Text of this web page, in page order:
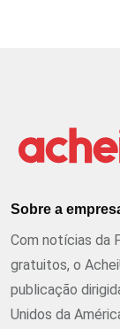
Sobre a
Com notícias da
gratuitos, o
publicação
Unidos da